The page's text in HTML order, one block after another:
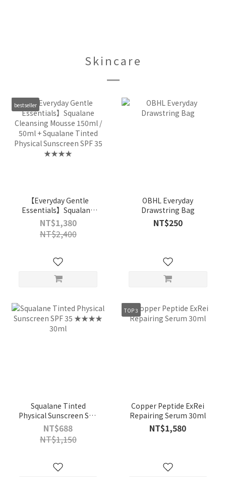
Skincare
bestseller
【Everyday Gentle
Essentials】Squalane
Cleansing Mousse
150ml / 50ml + Squalane
Tinted Physical
★★★★
NT$1,380
NT$2,400
OBHL Everyday
Drawstring Bag
NT$250
Squalane Tinted
Physical Sunscreen SPF
35 ★★★★ 30ml
NT$688
NT$1,150
TOP 3
Copper Peptide ExRei
Repairing Serum 30ml
NT$1,580